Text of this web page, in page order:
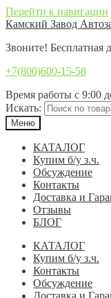
Перейти к навигации
Камский Завод
Звоните! Бесплатная
+7(800)600-15-58
Время работы с 9:00
Искать:
Меню
КАТАЛОГ
Купим б/у з.ч.
Обсуждение
Контакты
Доставка и
Отзывы
БЛОГ
КАТАЛОГ
Купим б/у з.ч.
Контакты
Обсуждение
Доставка и